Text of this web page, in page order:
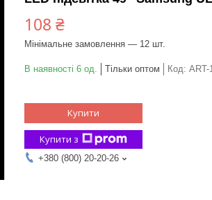
108 ₴
Мінімальне замовлення — 12 шт.
В наявності 6 од. Тільки оптом Код: ART-
Купити
Купити з
+380 (800) 20-20-26